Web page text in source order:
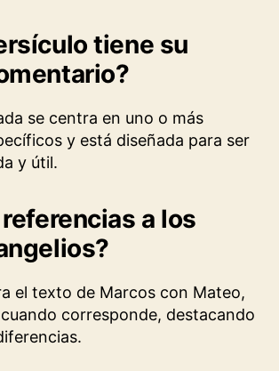
tiene su
se centra en uno o más
y está diseñada para ser
y útil.
a los
el texto de Marcos con Mateo,
corresponde, destacando